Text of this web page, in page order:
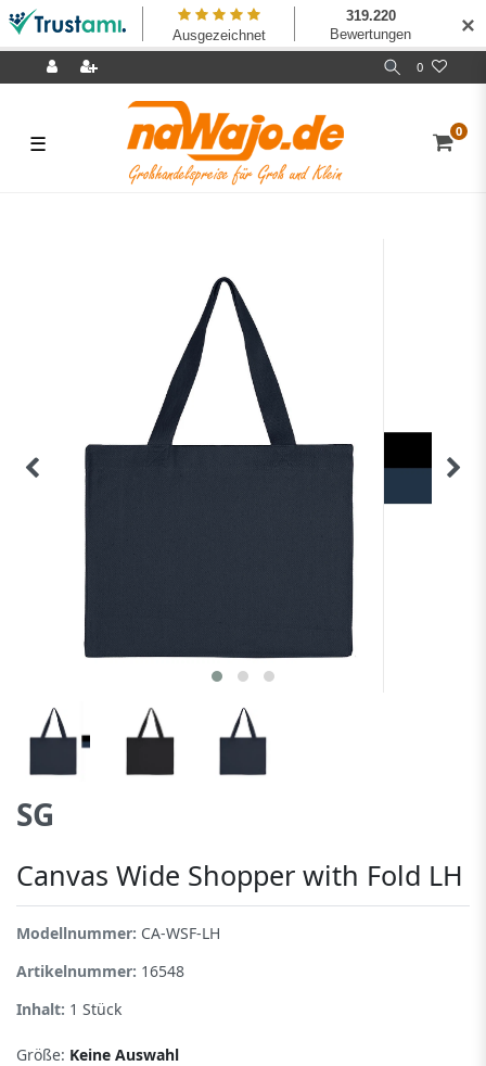
0
☰ 0
SG
Canvas Wide Shopper with Fold LH
Modellnummer: CA-WSF-LH
Artikelnummer: 16548
Inhalt: 1 Stück
Größe: Keine Auswahl
✕